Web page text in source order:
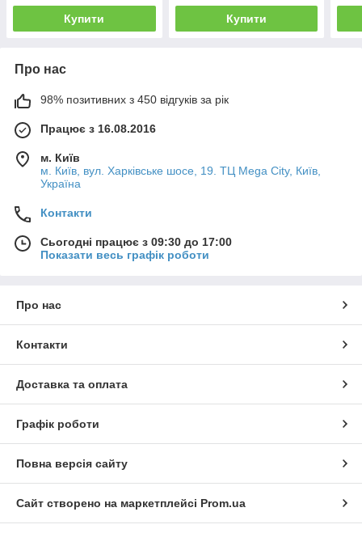
Купити Купити
Про нас
98% позитивних з 450 відгуків за рік
Працює з 16.08.2016
м. Київ
м. Київ, вул. Харківське шосе, 19. ТЦ Mega City, Київ,
Україна
Контакти
Сьогодні працює з 09:30 до 17:00
Показати весь графік роботи
Про нас
Контакти
Доставка та оплата
Графік роботи
Повна версія сайту
Сайт створено на маркетплейсі Prom.ua